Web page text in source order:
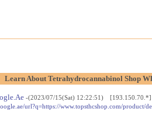
Learn About Tetrahydrocannabinol Shop
-(2023/07/15(Sat) 12:22:51) [193.150.70.*]
url?q=https://www.topsthcshop.com/